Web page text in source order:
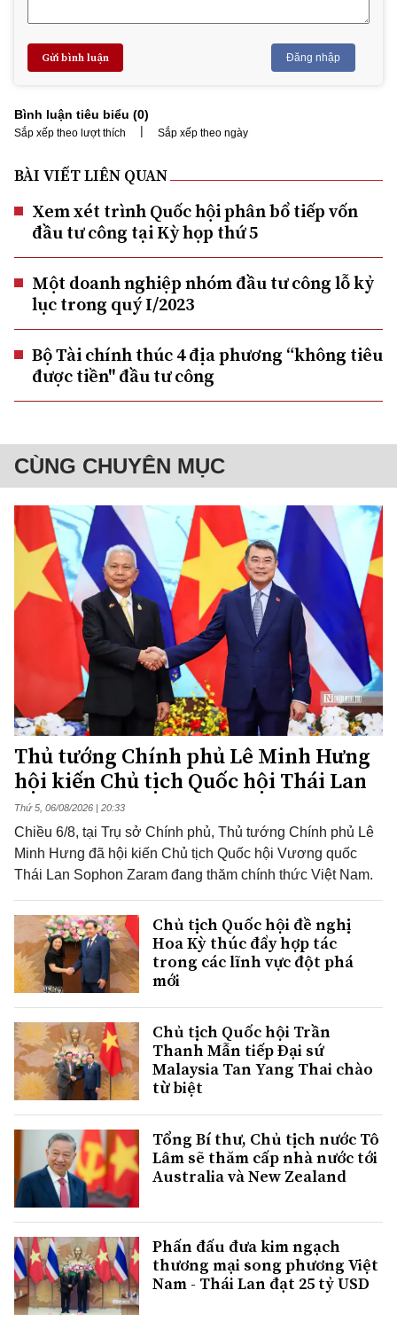
Gửi bình luận Đăng nhập
Bình luận tiêu biểu (0)
Sắp xếp theo lượt thích | Sắp xếp theo ngày
BÀI VIẾT LIÊN QUAN
Xem xét trình Quốc hội phân bổ tiếp vốn
đầu tư công tại Kỳ họp thứ 5
Một doanh nghiệp nhóm đầu tư công lỗ kỷ
lục trong quý I/2023
Bộ Tài chính thúc 4 địa phương “không tiêu
được tiền" đầu tư công
CÙNG CHUYÊN MỤC
Thủ tướng Chính phủ Lê Minh Hưng
hội kiến Chủ tịch Quốc hội Thái Lan
Thứ 5, 06/08/2026 | 20:33
Chiều 6/8, tại Trụ sở Chính phủ, Thủ tướng Chính phủ Lê
Minh Hưng đã hội kiến Chủ tịch Quốc hội Vương quốc
Thái Lan Sophon Zaram đang thăm chính thức Việt Nam.
Chủ tịch Quốc hội đề nghị
Hoa Kỳ thúc đẩy hợp tác
trong các lĩnh vực đột phá
mới
Chủ tịch Quốc hội Trần
Thanh Mẫn tiếp Đại sứ
Malaysia Tan Yang Thai chào
từ biệt
Tổng Bí thư, Chủ tịch nước Tô
Lâm sẽ thăm cấp nhà nước tới
Australia và New Zealand
Phấn đấu đưa kim ngạch
thương mại song phương Việt
Nam - Thái Lan đạt 25 tỷ USD